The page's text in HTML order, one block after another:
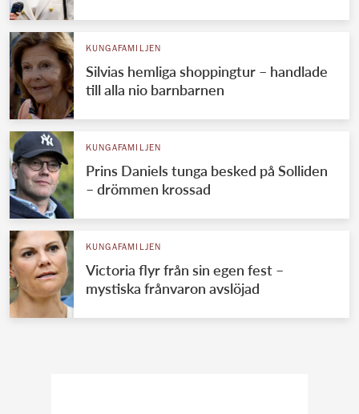
KUNGAFAMILJEN
Silvias hemliga shoppingtur – handlade
till alla nio barnbarnen
KUNGAFAMILJEN
Prins Daniels tunga besked på Solliden
– drömmen krossad
KUNGAFAMILJEN
Victoria flyr från sin egen fest –
mystiska frånvaron avslöjad